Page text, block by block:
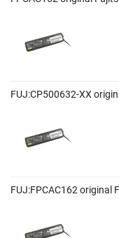
FUJ:CP500632-XX
FUJ:FPCAC162 original